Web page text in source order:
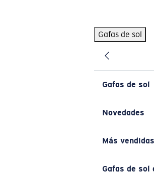
Gafas de sol
Gafas de sol
Novedades
Más vendidas
Gafas de sol
BÚSQUEDAS POPULARES
Pilothouse PRO Limited Edition Pack
Gafas de sol personalizadas
Los más vendidos de gafas de sol